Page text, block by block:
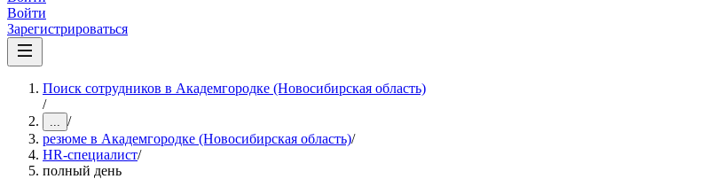
Войти
Зарегистрироваться
Поиск сотрудников в Академгородке (Новосибирская область)
/
... /
резюме в Академгородке (Новосибирская область)/
HR-специалист/
полный день